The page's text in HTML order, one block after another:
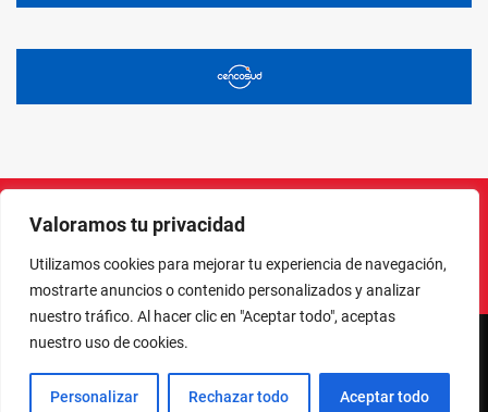
Valoramos tu privacidad
Utilizamos cookies para mejorar tu experiencia de navegación,
mostrarte anuncios o contenido personalizados y analizar
nuestro tráfico. Al hacer clic en "Aceptar todo", aceptas
nuestro uso de cookies.
Personalizar Rechazar todo Aceptar todo
InstagramFacebook
X
NORTE EN LÍNEA - TODOS LOS DERECHOS RESERVADOS